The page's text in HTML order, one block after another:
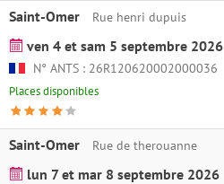
Saint-Omer Rue henri dupuis
ven 4 et sam 5 septembre 2026
N° ANTS : 26R120620002000036
Places disponibles
Saint-Omer Rue de therouanne
lun 7 et mar 8 septembre 2026